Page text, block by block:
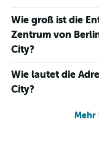
Wie groß ist die
Zentrum von
City?
Wie lautet die
City?
Mehr